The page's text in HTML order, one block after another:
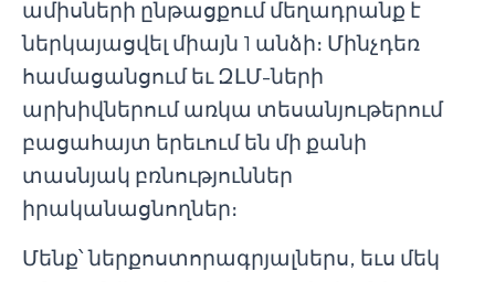
ամիսների ընթացքում մեղադրանք է
ներկայացվել միայն 1 անձի։ Մինչդեռ
համացանցում եւ ԶԼՄ-ների
արխիվներում առկա տեսանյութերում
բացահայտ երեւում են մի քանի
տասնյակ բռնություններ
իրականացնողներ։
Մենք՝ ներքոստորագրյալներս, եւս մեկ